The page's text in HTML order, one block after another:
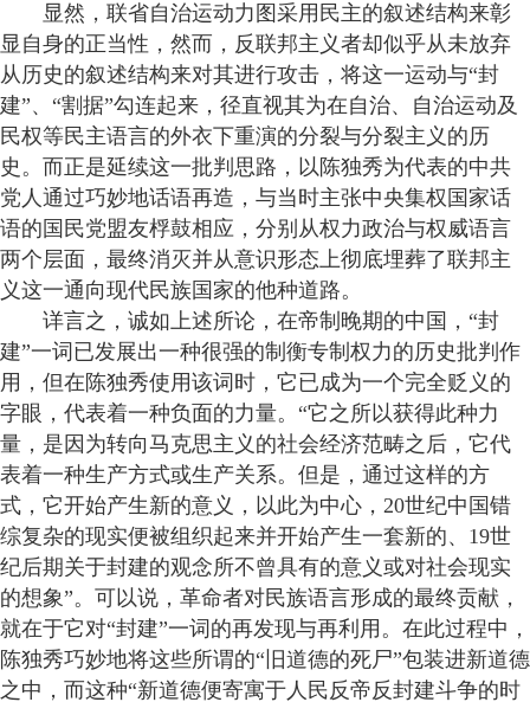
显然，联省自治运动力图采用民主的叙述结构来彰
显自身的正当性，然而，反联邦主义者却似乎从未放弃
从历史的叙述结构来对其进行攻击，将这一运动与“封
建”、“割据”勾连起来，径直视其为在自治、自治运动及
民权等民主语言的外衣下重演的分裂与分裂主义的历
史。而正是延续这一批判思路，以陈独秀为代表的中共
党人通过巧妙地话语再造，与当时主张中央集权国家话
语的国民党盟友桴鼓相应，分别从权力政治与权威语言
两个层面，最终消灭并从意识形态上彻底埋葬了联邦主
义这一通向现代民族国家的他种道路。
详言之，诚如上述所论，在帝制晚期的中国，“封
建”一词已发展出一种很强的制衡专制权力的历史批判作
用，但在陈独秀使用该词时，它已成为一个完全贬义的
字眼，代表着一种负面的力量。“它之所以获得此种力
量，是因为转向马克思主义的社会经济范畴之后，它代
表着一种生产方式或生产关系。但是，通过这样的方
式，它开始产生新的意义，以此为中心，20世纪中国错
综复杂的现实便被组织起来并开始产生一套新的、19世
纪后期关于封建的观念所不曾具有的意义或对社会现实
的想象”。可以说，革命者对民族语言形成的最终贡献，
就在于它对“封建”一词的再发现与再利用。在此过程中，
陈独秀巧妙地将这些所谓的“旧道德的死尸”包装进新道德
之中，而这种“新道德便寄寓于人民反帝反封建斗争的时